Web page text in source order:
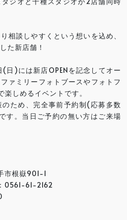
相談しやすくという想いを込め、
た新店舗！
)には新店OPENを記念してオー
ァミリーフォトブースやフォトフ
しめるイベントです。
ため、完全事前予約制(応募多数
す。当日ご予約の無い方はご来場
根嶽901-1
0561-61-2162